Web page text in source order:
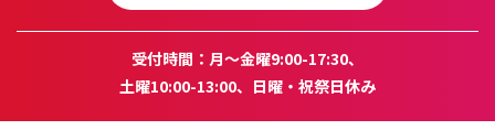
受付時間：月～金曜9:00-17:30、
土曜10:00-13:00、日曜・祝祭日休み